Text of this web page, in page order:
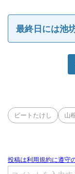
最終日には池
ビートたけし 山